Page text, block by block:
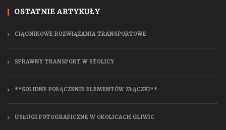
OSTATNIE ARTYKUŁY
CIĄGNIKOWE ROZWIĄZANIA TRANSPORTOWE
SPRAWNY TRANSPORT W STOLICY
**SOLIDNE POŁĄCZENIE ELEMENTÓW ZŁĄCZKI**
USŁUGI FOTOGRAFICZNE W OKOLICACH GLIWIC